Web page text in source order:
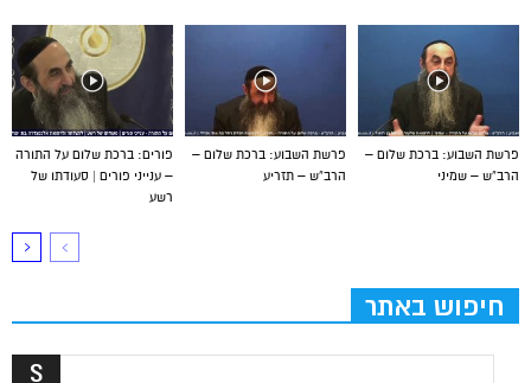
פורים: ברכת שלום על התורה
– ענייני פורים | סעודתו של
רשע
פרשת השבוע: ברכת שלום –
הרב”ש – תזריע
פרשת השבוע: ברכת שלום –
הרב”ש – שמיני
חיפוש באתר